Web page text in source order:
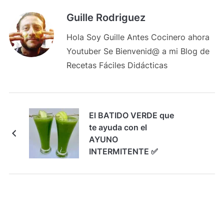
Guille Rodriguez
Hola Soy Guille Antes Cocinero ahora
Youtuber Se Bienvenid@ a mi Blog de
Recetas Fáciles Didácticas
El BATIDO VERDE que
te ayuda con el
AYUNO
INTERMITENTE ✅